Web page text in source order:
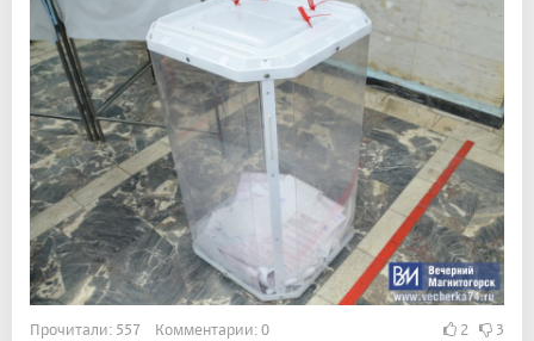
Прочитали: 557 Комментарии: 0 2 3